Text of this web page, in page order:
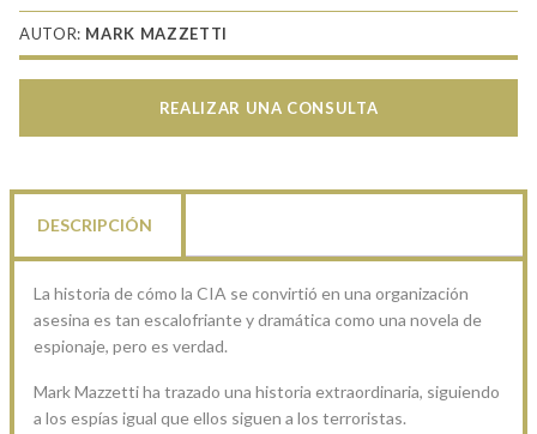
AUTOR: MARK MAZZETTI
REALIZAR UNA CONSULTA
DESCRIPCIÓN
La historia de cómo la CIA se convirtió en una organización
asesina es tan escalofriante y dramática como una novela de
espionaje, pero es verdad.
Mark Mazzetti ha trazado una historia extraordinaria, siguiendo
a los espías igual que ellos siguen a los terroristas.